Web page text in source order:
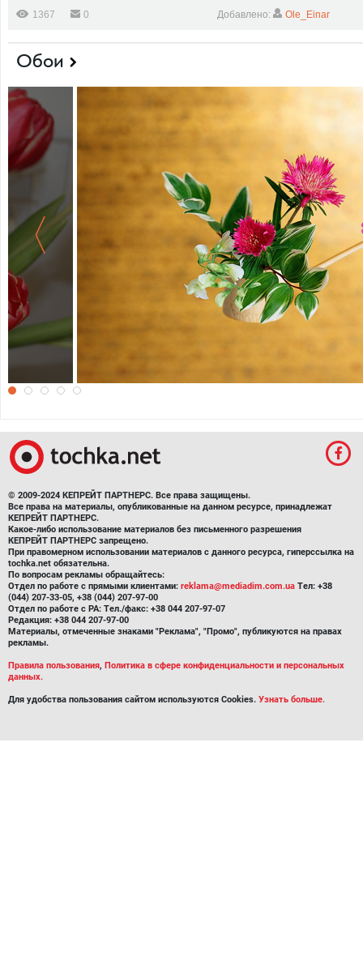
1367 0 Добавлено: Ole_Einar
Обои
Нежные обои с 8 Марта
© 2009-2024 КЕПРЕЙТ ПАРТНЕРС. Все права защищены.
Все права на материалы, опубликованные на данном ресурсе, принадлежат
КЕПРЕЙТ ПАРТНЕРС.
Какое-либо использование материалов без письменного разрешения
КЕПРЕЙТ ПАРТНЕРС запрещено.
При правомерном использовании материалов с данного ресурса, гиперссылка на
tochka.net обязательна.
По вопросам рекламы обращайтесь:
Отдел по работе с прямыми клиентами: reklama@mediadim.com.ua Тел: +38
(044) 207-33-05, +38 (044) 207-97-00
Отдел по работе с РА: Тел./факс: +38 044 207-97-07
Редакция: +38 044 207-97-00
Материалы, отмеченные знаками "Реклама", "Промо", публикуются на правах
рекламы.
Правила пользования, Политика в сфере конфиденциальности и персональных
данных.
Для удобства пользования сайтом используются Cookies. Узнать больше.